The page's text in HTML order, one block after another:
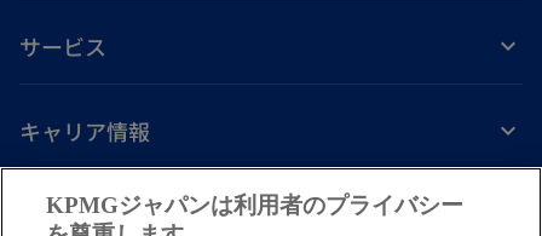
サービス
キャリア情報
し
し
し
し
し
KPMGジャパンは利用者のプライバシー